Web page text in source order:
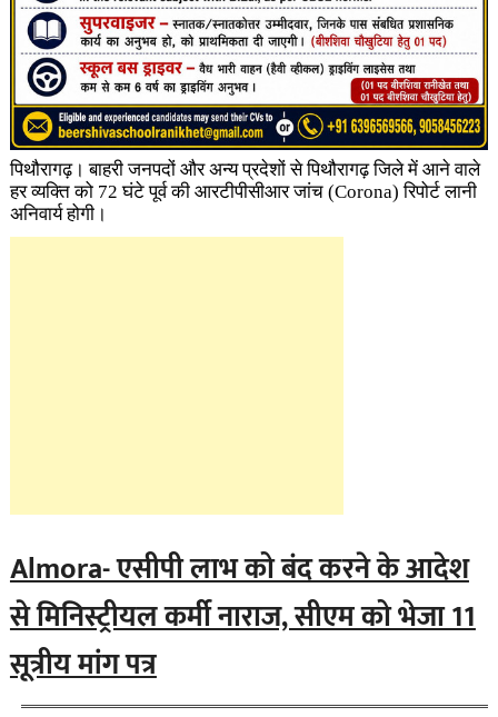
पिथौरागढ़। बाहरी जनपदों और अन्य प्रदेशों से पिथौरागढ़ जिले में आने वाले
हर व्यक्ति को 72 घंटे पूर्व की आरटीपीसीआर जांच (Corona) रिपोर्ट लानी
अनिवार्य होगी।
Almora- एसीपी लाभ को ​बंद करने के आदेश
से मिनिस्ट्रीयल कर्मी नाराज, सीएम को भेजा 11
सूत्रीय मांग पत्र